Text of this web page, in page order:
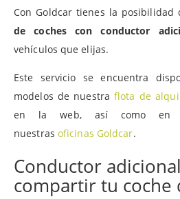
Con Goldcar tienes la
de coches con conductor
vehículos que elijas.
Este servicio se encuentra
modelos de nuestraflota de
en la web, así como en
nuestras oficinas Goldcar.
Conductor
compartir tu coche